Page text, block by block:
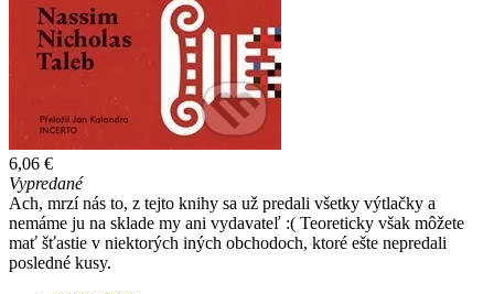
6,06 €
Vypredané
Ach, mrzí nás to, z tejto knihy sa už predali všetky výtlačky a
nemáme ju na sklade my ani vydavateľ :( Teoreticky však môžete
mať šťastie v niektorých iných obchodoch, ktoré ešte nepredali
posledné kusy.